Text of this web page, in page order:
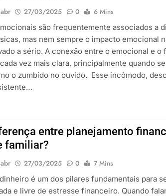
27/03/2025 0
6 Mins
são frequentemente associados a
mas nem sempre o impacto emocional
a sério. A conexão entre o emocional e o
vez mais clara, principalmente quando
o zumbido no ouvido. Esse incômodo,
entre planejamento
familiar?
27/03/2025 0
7 Mins
é um dos pilares fundamentais para
e livre de estresse financeiro. Quando